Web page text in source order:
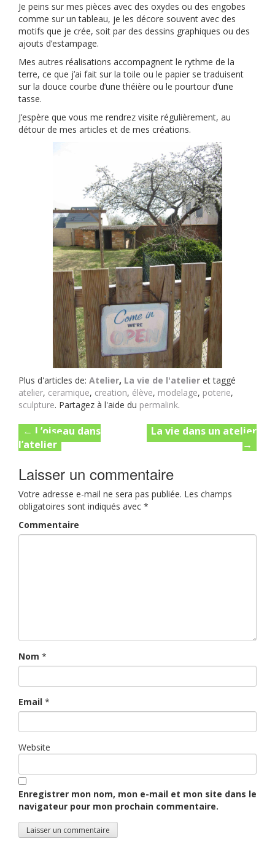
Je peins sur mes pièces avec des oxydes ou des engobes
comme sur un tableau, je les décore souvent avec des
motifs que je crée, soit par des dessins graphiques ou des
ajouts d’estampage.
Mes autres réalisations accompagnent le rythme de la
terre, ce que j’ai fait sur la toile ou le papier se traduisent
sur la douce courbe d’une théière ou le pourtour d’une
tasse.
J’espère que vous me rendrez visite régulièrement, au
détour de mes articles et de mes créations.
Plus d'articles de: Atelier, La vie de l'atelier et taggé
atelier, ceramique, creation, élève, modelage, poterie,
sculpture. Partagez à l'aide du permalink.
Post
navigation
← L’oiseau dans
l’atelier
La vie dans un atelier
→
Laisser un commentaire
Votre adresse e-mail ne sera pas publiée. Les champs
obligatoires sont indiqués avec *
Commentaire
Nom *
Email *
Website
Enregistrer mon nom, mon e-mail et mon site dans le
navigateur pour mon prochain commentaire.